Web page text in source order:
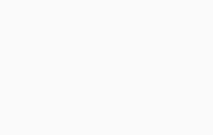
طور کامل کسب کنند.
یک سالن صبحانه خوری با ظرفیت 30 نفر را در طبقه همکف خود ایجاد کرده است.
سبب شده است تا گردشگران بسیاری این هتل را برای